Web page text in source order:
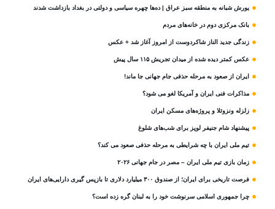
یورش شبانه به منطقه سبز عراق | ده‌ها چهره سیاسی و دولتی در بغداد بازداشت شدند
بانک مرکزی دوم در خانه‌های مردم
زندگی جدید الناز شاکردوست از امروز آغاز شد + عکس
عکس کمتر دیده شده از میدان تجریش ۱۱۵ سال پیش
ایران از صعود به مرحله حذفی جام جهانی جا ماند!
مذاکرات فنی ایران و آمریکا لغو می شود؟
زلزله ونزوئلا و پروژه‌های مسکن ایران
پیشنهاد شام جنیفر لوپز برای شب‌های شلوغ
تیم ملی ایران با چه شرایطی به مرحله حذفی صعود می کند؟
زمان بازی تیم ملی ایران – مصر در جام جهانی ۲۰۲۶
فرصت تاریخی برای ایران؛ از صندوق ۳۰۰ میلیارد دلاری تا بازپس گیری دارایی‌های ایران
چرا جمهوری اسلامی سرنوشت خود را به لبنان گره زده است؟